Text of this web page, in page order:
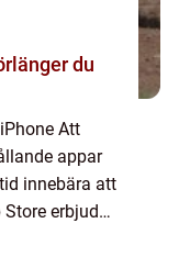
Att
appar
innebära att
erbjuder